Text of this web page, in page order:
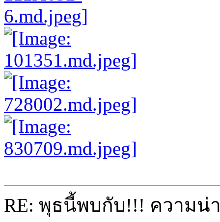
RE: พุธนี้พบกับ!!! ความน่